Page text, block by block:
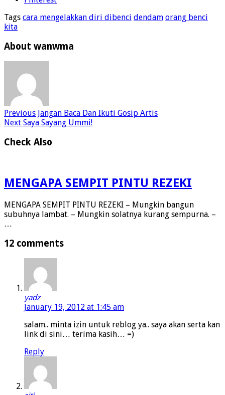
Tags cara mengelakkan diri dibenci dendam orang benci
kita
About wanwma
Previous Jangan Baca Dan Ikuti Gosip Artis
Next Saya Sayang Ummi!
Check Also
MENGAPA SEMPIT PINTU REZEKI
MENGAPA SEMPIT PINTU REZEKI – Mungkin bangun
subuhnya lambat. – Mungkin solatnya kurang sempurna. –
…
12 comments
yadz
January 19, 2012 at 1:45 am
salam.. minta izin untuk reblog ya.. saya akan serta kan
link di sini… terima kasih… =)
Reply